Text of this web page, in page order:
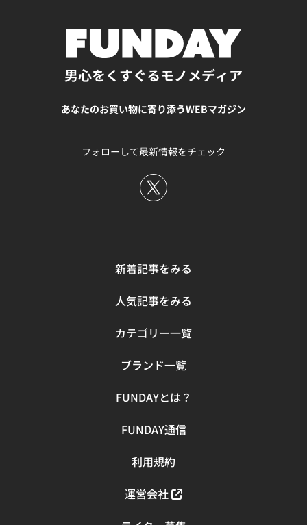
エットもおしゃれ。 また、耐水圧5000mmH2Oと、大雨
にも対応できる設計なので、突然の雨やアウトドアでも安
心です。 GLR レイン サイドゴアブーツ ドレッシーな印
象のレインサイドゴアブーツは、ゴム素材を使用している
りを持たせたサイズ感で、履き心地も抜群。普段の靴と変
井県「DICROS」の高密度ポリエステル素材を採用した、
取り外し可能なフード付きステンカラーコート。この生地
は撥水機能を備えており、多少の雨や雪にも対応可能で
的で洗練された印象です。 ユナイテッドアローズのレイン
はユナイテッドアローズで手に入るレイングッズをご紹介
しましたが、いかがでしたか？雨の日だっておしゃれに手
を抜きたくないという方は、ぜひ「ファッション性の高い
レイングッズ」を手に入れてください。 気分が落ちがちな
男心をくすぐるモノメディア
あなたのお買い物に寄り添うWEBマガジン
フォローして最新情報をチェック
新着記事をみる
人気記事をみる
カテゴリー一覧
ブランド一覧
FUNDAYとは？
FUNDAY通信
利用規約
運営会社